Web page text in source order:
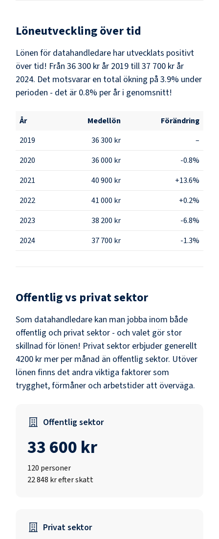
Löneutveckling över tid
Lönen för datahandledare har utvecklats positivt
över tid! Från 36 300 kr år 2019 till 37 700 kr år
2024. Det motsvarar en total ökning på 3.9% under
perioden - det är 0.8% per år i genomsnitt!
År Medellön
Förändring
2019
36 300 kr
–
2020
36 000 kr
-0.8%
2021
40 900 kr
+13.6%
2022
41 000 kr
+0.2%
2023
38 200 kr
-6.8%
2024
37 700 kr -1.3%
Offentlig vs privat sektor
Som datahandledare kan man jobba inom både
offentlig och privat sektor - och valet gör stor
skillnad för lönen! Privat sektor erbjuder generellt
4200 kr mer per månad än offentlig sektor. Utöver
lönen finns det andra viktiga faktorer som
trygghet, förmåner och arbetstider att överväga.
Offentlig sektor
33 600 kr
120 personer
22 848 kr efter skatt
Privat sektor